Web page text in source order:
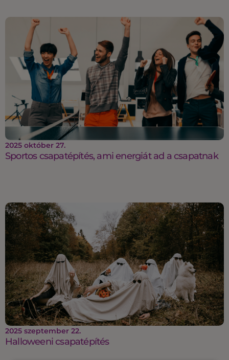
2025 október 27.
Sportos csapatépítés, ami energiát ad a csapatnak
2025 szeptember 22.
Halloweeni csapatépítés